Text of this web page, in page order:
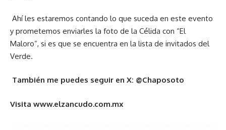
Ahí les estaremos contando lo que suceda en este evento
y prometemos enviarles la foto de la Célida con “El
Maloro”, si es que se encuentra en la lista de invitados del
Verde.
También me puedes seguir en X: @Chaposoto
Visita www.elzancudo.com.mx